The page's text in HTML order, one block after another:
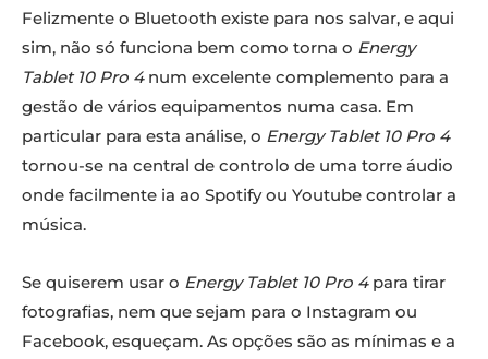
Felizmente o Bluetooth existe para nos salvar, e aqui
sim, não só funciona bem como torna o Energy
Tablet 10 Pro 4num excelente complemento para a
gestão de vários equipamentos numa casa. Em
particular para esta análise, o Energy Tablet 10 Pro 4
tornou-se na central de controlo de uma torre áudio
onde facilmente ia ao Spotify ou Youtube controlar a
música.
Se quiserem usar o Energy Tablet 10 Pro 4para tirar
fotografias, nem que sejam para o Instagram ou
Facebook, esqueçam. As opções são as mínimas e a